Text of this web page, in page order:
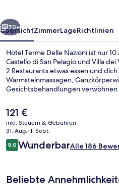
Weiter
70+
ÜbersichtZimmerLageRichtlinien
Hotel Terme Delle Nazioni ist nur
Castello di San Pelagio und Villa
2 Restaurants etwas essen und
Warmsteinmassagen,
Gesichtsbehandlungen
geöffnet).
Der
aktuelle
Preis
beträgt
121 €.
121 €
inkl. Steuern & Gebühren
31. Aug.–1. Sept.
Bewertungen
9,09,0 von 10.
WunderbarAlle 186
Beliebte